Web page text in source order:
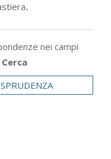
.
nei campi
Cerca